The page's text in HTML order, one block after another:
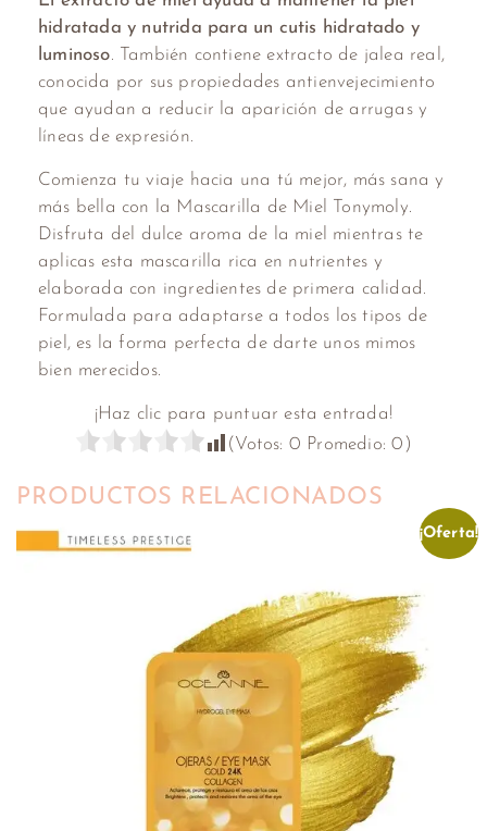
hidratada y nutrida para un cutis hidratado y
luminoso. También contiene extracto de jalea real,
conocida por sus propiedades antienvejecimiento
que ayudan a reducir la aparición de arrugas y
líneas de expresión.
Comienza tu viaje hacia una tú mejor, más sana y
más bella con la Mascarilla de Miel Tonymoly.
Disfruta del dulce aroma de la miel mientras te
aplicas esta mascarilla rica en nutrientes y
elaborada con ingredientes de primera calidad.
Formulada para adaptarse a todos los tipos de
piel, es la forma perfecta de darte unos mimos
bien merecidos.
¡Haz clic para puntuar esta entrada!
(Votos: 0 Promedio:0 )
PRODUCTOS RELACIONADOS
¡Oferta!